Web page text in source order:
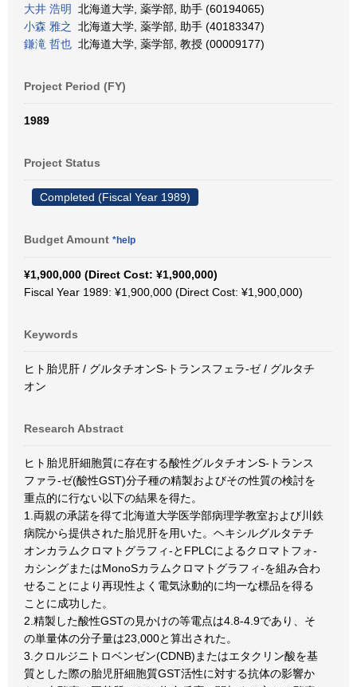
大井 浩明
北海道大学, 薬学部, 助手 (60194065)
小森 雅之
北海道大学, 薬学部, 助手 (40183347)
鎌滝 哲也 北海道大学, 薬学部, 教授 (00009177)
Project Period (FY)
1989
Project Status
Completed (Fiscal Year 1989)
Budget Amount *help
¥1,900,000 (Direct Cost: ¥1,900,000)
Fiscal Year 1989: ¥1,900,000 (Direct Cost: ¥1,900,000)
Keywords
ヒト胎児肝 / グルタチオンS-トランスフェラ-ゼ / グルタチ
オン
Research Abstract
ヒト胎児肝細胞質に存在する酸性グルタチオンS-トランス
ファラ-ゼ(酸性GST)分子種の精製およびその性質の検討を
重点的に行ない以下の結果を得た。
1.両親の承諾を得て北海道大学医学部病理学教室および川鉄
病院から提供された胎児肝を用いた。ヘキシルグルタテチ
オンカラムクロマトグラフィ-とFPLCによるクロマトフォ-
カシングまたはMonoSカラムクロマトグラフィ-を組み合わ
せることにより再現性よく電気泳動的に均一な標品を得る
ことに成功した。
2.精製した酸性GSTの見かけの等電点は4.8-4.9であり、そ
の単量体の分子量は23,000と算出された。
3.クロルジニトロベンゼン(CDNB)またはエタクリン酸を基
質とした際の胎児肝細胞質GST活性に対する抗体の影響か